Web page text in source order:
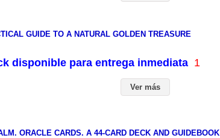
GUIDE TO A NATURAL GOLDEN TREASURE
disponible para entrega inmediata 1
Ver más
ORACLE CARDS. A 44-CARD DECK AND GUIDEBOOK